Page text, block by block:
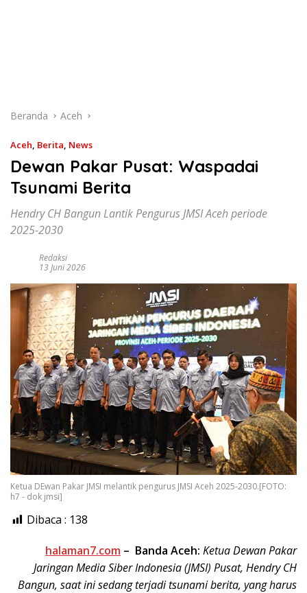
Beranda Aceh
Aceh, Berita, News
Dewan Pakar Pusat: Waspadai
Tsunami Berita
Hendry CH Bangun Lantik Pengurus JMSI Aceh periode
2025-2030
Redaksi
13 Juni 2026
Ketua DEwan Pakar JMSI melantik pengurus JMSI Aceh 2025-2030.[FOTO:
h7 - dok jmsi]
Dibaca : 138
halaman7.com – Banda Aceh: Ketua Dewan Pakar
Jaringan Media Siber Indonesia (JMSI) Pusat, Hendry CH
Bangun, saat ini sedang terjadi tsunami berita, yang harus